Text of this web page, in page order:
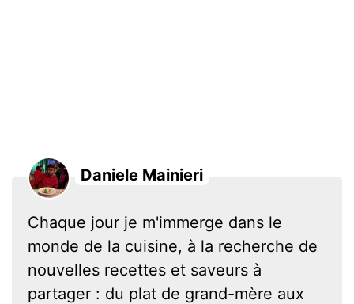
Daniele Mainieri
Chaque jour je m'immerge dans le
monde de la cuisine, à la recherche de
nouvelles recettes et saveurs à
partager : du plat de grand-mère aux